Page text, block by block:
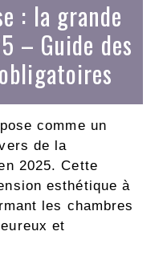
: la grande
– Guide des
comme un
de la
2025. Cette
esthétique à
les chambres
et